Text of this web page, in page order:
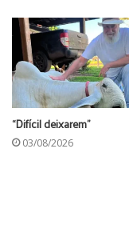
“Difícil deixarem”
03/08/2026